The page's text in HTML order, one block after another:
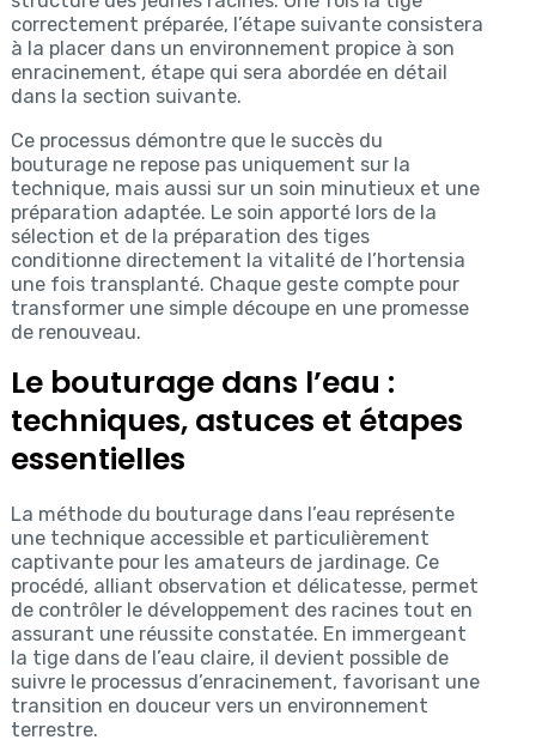
correctement préparée, l’étape suivante consistera
à la placer dans un environnement propice à son
enracinement, étape qui sera abordée en détail
dans la section suivante.
Ce processus démontre que le succès du
bouturage ne repose pas uniquement sur la
technique, mais aussi sur un soin minutieux et une
préparation adaptée. Le soin apporté lors de la
sélection et de la préparation des tiges
conditionne directement la vitalité de l’hortensia
une fois transplanté. Chaque geste compte pour
transformer une simple découpe en une promesse
de renouveau.
Le bouturage dans l’eau :
techniques, astuces et étapes
essentielles
La méthode du bouturage dans l’eau représente
une technique accessible et particulièrement
captivante pour les amateurs de jardinage. Ce
procédé, alliant observation et délicatesse, permet
de contrôler le développement des racines tout en
assurant une réussite constatée. En immergeant
la tige dans de l’eau claire, il devient possible de
suivre le processus d’enracinement, favorisant une
transition en douceur vers un environnement
terrestre.